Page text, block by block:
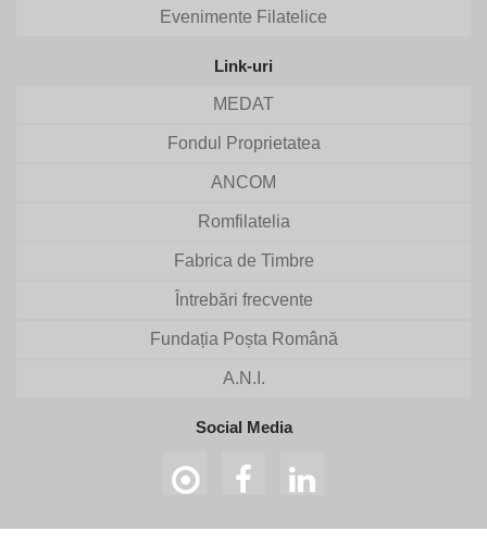
Evenimente Filatelice
Link-uri
MEDAT
Fondul Proprietatea
ANCOM
Romfilatelia
Fabrica de Timbre
Întrebări frecvente
Fundația Poșta Română
A.N.I.
Social Media